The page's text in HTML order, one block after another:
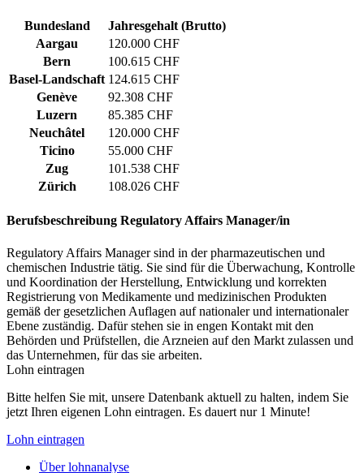
Bundesland
Jahresgehalt (Brutto)
Aargau
120.000 CHF
Bern
100.615 CHF
Basel-Landschaft 124.615 CHF
Genève
92.308 CHF
Luzern
85.385 CHF
Neuchâtel
120.000 CHF
Ticino
55.000 CHF
Zug
101.538 CHF
Zürich
108.026 CHF
Berufsbeschreibung Regulatory Affairs Manager/in
Regulatory Affairs Manager sind in der pharmazeutischen und
chemischen Industrie tätig. Sie sind für die Überwachung, Kontrolle
und Koordination der Herstellung, Entwicklung und korrekten
Registrierung von Medikamente und medizinischen Produkten
gemäß der gesetzlichen Auflagen auf nationaler und internationaler
Ebene zuständig. Dafür stehen sie in engen Kontakt mit den
Behörden und Prüfstellen, die Arzneien auf den Markt zulassen und
das Unternehmen, für das sie arbeiten.
Lohn eintragen
Bitte helfen Sie mit, unsere Datenbank aktuell zu halten, indem Sie
jetzt Ihren eigenen Lohn eintragen. Es dauert nur 1 Minute!
Lohn eintragen
Über lohnanalyse